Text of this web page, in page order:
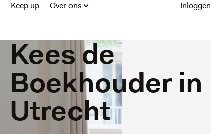
Keep up Over ons Inloggen
Kees de
Boekhouder in
Utrecht